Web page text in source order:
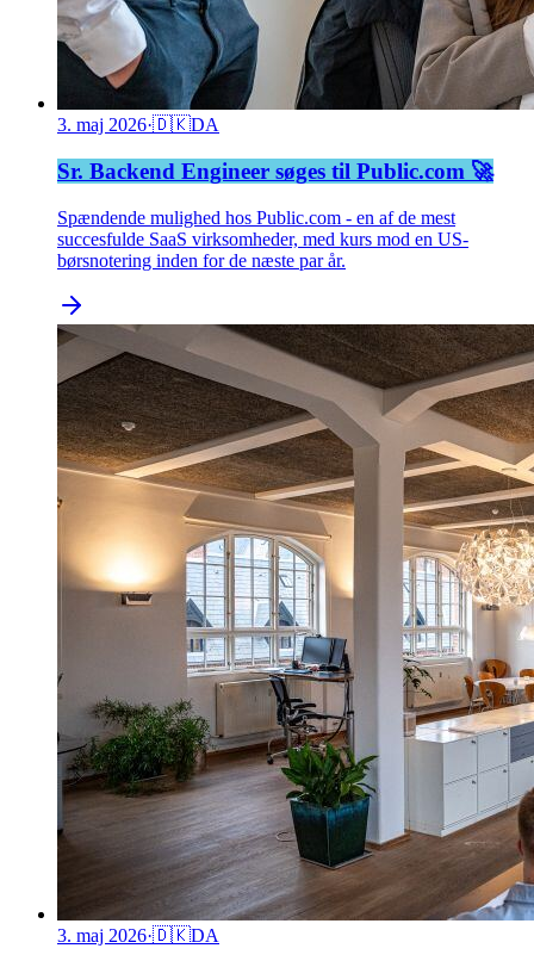
3. maj 2026·🇩🇰DA
Sr. Backend Engineer søges til Public.com 🚀
Spændende mulighed hos Public.com - en af de mest
succesfulde SaaS virksomheder, med kurs mod en US-
børsnotering inden for de næste par år.
3. maj 2026·🇩🇰DA